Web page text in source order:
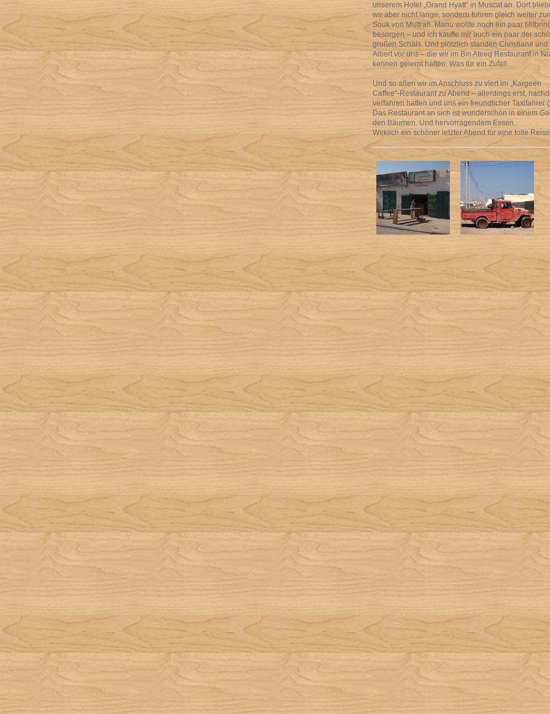
unserem Hotel „Grand Hyatt“ in Muscat an. Dort
wir aber nicht lange, sondern fuhren gleich weiter
Souk von Muttrah. Manu wollte noch ein paar
besorgen – und ich kaufte mir auch ein paar der
großen Schals. Und plötzlich standen Christiane und
Albert vor uns – die wir im Bin Ateeq Restaurant in
kennen gelernt hatten. Was für ein Zufall…
Und so aßen wir im Anschluss zu viert im „Kargeen
Caffee“-Restaurant zu Abend – allerdings erst,
verfahren hatten und uns ein freundlicher Taxifahrer
Das Restaurant an sich ist wunderschön in einem
den Bäumen. Und hervorragendem Essen.
Wirklich ein schöner letzter Abend für eine tolle